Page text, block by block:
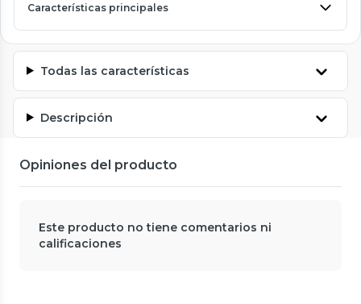
Características principales
Todas las características
Descripción
Opiniones del producto
Este producto no tiene comentarios ni
calificaciones